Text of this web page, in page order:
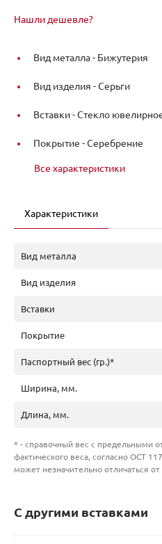
Нашли дешевле?
Вид металла - Бижутерия
Вид изделия -Серьги
Вставки -Стекло
Покрытие -Серебрение
Все характеристики
Характеристики
Вид металла
Вид изделия
Вставки
Покрытие
Паспортный вес (гр.)*
Ширина, мм.
Длина, мм.
* - справочный вес с предельными
фактического веса, согласно ОСТ
может незначительно отличаться
С другими вставками